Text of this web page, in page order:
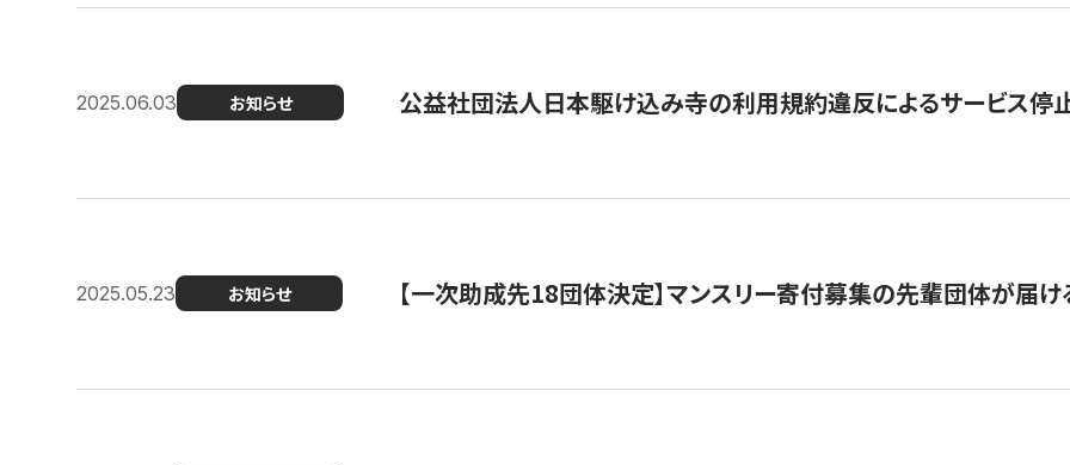
2025.06.03 お知らせ 公益社団法人日本駆け込み寺の利用規約違反によるサービス停
2025.05.23 お知らせ 【一次助成先18団体決定】マンスリー寄付募集の先輩団体が届